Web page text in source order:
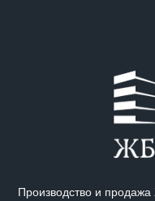
Производство и